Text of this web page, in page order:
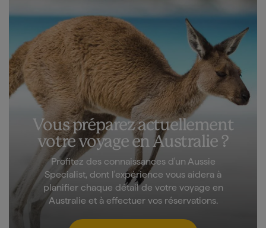
Vous préparez actuellement
votre voyage en Australie ?
Profitez des connaissances d'un Aussie
Specialist, dont l'expérience vous aidera à
planifier chaque détail de votre voyage en
Australie et à effectuer vos réservations.